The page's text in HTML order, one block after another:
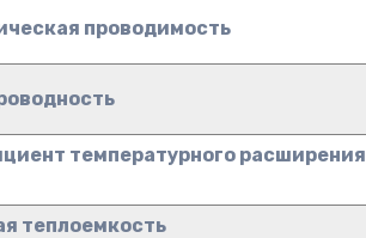
проводимость
температурного расширения
теплоемкость